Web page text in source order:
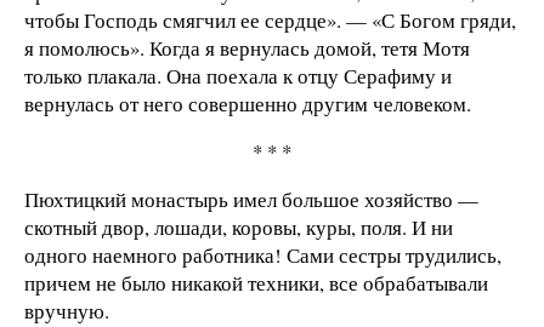
чтобы Господь смягчил ее сердце». — «С Богом гряди,
я помолюсь». Когда я вернулась домой, тетя Мотя
только плакала. Она поехала к отцу Серафиму и
вернулась от него совершенно другим человеком.
* * *
Пюхтицкий монастырь имел большое хозяйство —
скотный двор, лошади, коровы, куры, поля. И ни
одного наемного работника! Сами сестры трудились,
причем не было никакой техники, все обрабатывали
вручную.